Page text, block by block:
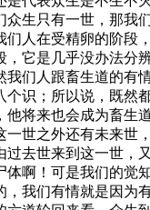
只有一世，那我们
们人在受精卵的阶段
，它是几乎没办法分
我们人跟畜生道的有
个识；所以说，既然
将来也会成为畜生
之外还有未来世，
过去世来到这一世，
体啊！可是我们的觉
我们有情就是因为